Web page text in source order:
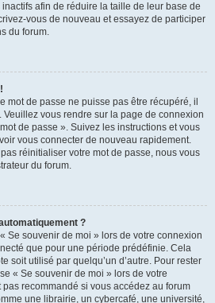
afin de réduire la taille de leur base de
vous de nouveau et essayez de participer
du forum.
mot de passe ne puisse pas être récupéré, il
vous rendre sur la page de connexion
de passe ». Suivez les instructions et vous
vous connecter de nouveau rapidement.
réinitialiser votre mot de passe, nous vous
du forum.
?
Se souvenir de moi » lors de votre connexion
que pour une période prédéfinie. Cela
soit utilisé par quelqu’un d’autre. Pour rester
« Se souvenir de moi » lors de votre
pas recommandé si vous accédez au forum
une librairie, un cybercafé, une université,